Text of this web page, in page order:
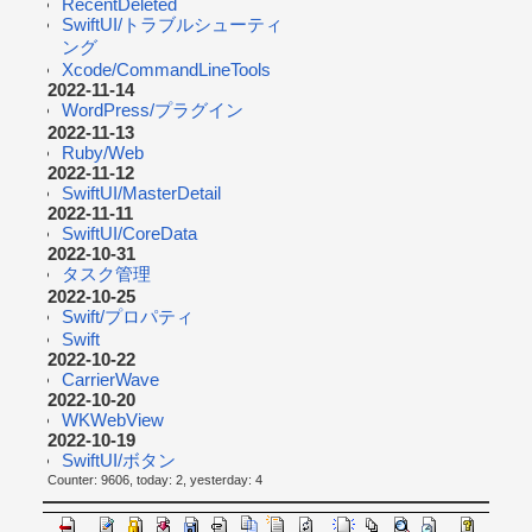
RecentDeleted
SwiftUI/トラブルシューティ
ング
Xcode/CommandLineTools
2022-11-14
WordPress/プラグイン
2022-11-13
Ruby/Web
2022-11-12
SwiftUI/MasterDetail
2022-11-11
SwiftUI/CoreData
2022-10-31
タスク管理
2022-10-25
Swift/プロパティ
Swift
2022-10-22
CarrierWave
2022-10-20
WKWebView
2022-10-19
SwiftUI/ボタン
Counter: 9606, today: 2, yesterday: 4